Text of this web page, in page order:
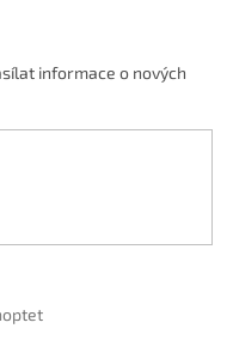
informace o nových